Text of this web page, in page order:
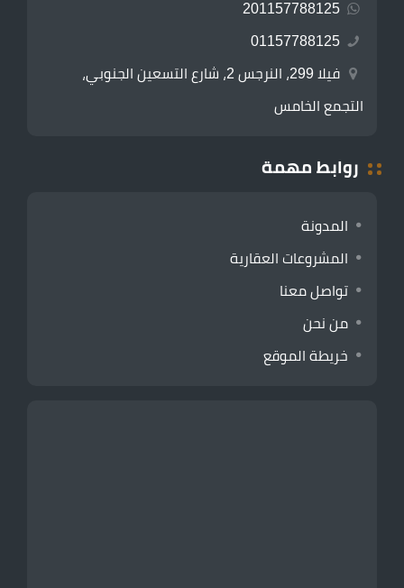
201157788125
01157788125
فيلا 299، النرجس 2، شارع التسعين الجنوبي،
التجمع الخامس
روابط مهمة
المدونة
المشروعات العقارية
تواصل معنا
من نحن
خريطة الموقع